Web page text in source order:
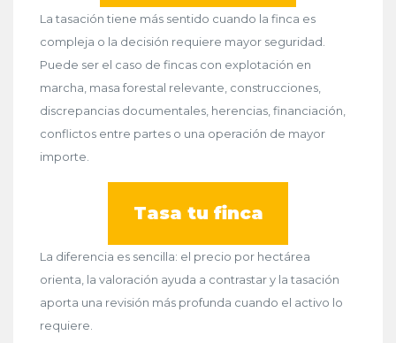
La tasación tiene más sentido cuando la finca es
compleja o la decisión requiere mayor seguridad.
Puede ser el caso de fincas con explotación en
marcha, masa forestal relevante, construcciones,
discrepancias documentales, herencias, financiación,
conflictos entre partes o una operación de mayor
importe.
Tasa tu finca
La diferencia es sencilla: el precio por hectárea
orienta, la valoración ayuda a contrastar y la tasación
aporta una revisión más profunda cuando el activo lo
requiere.